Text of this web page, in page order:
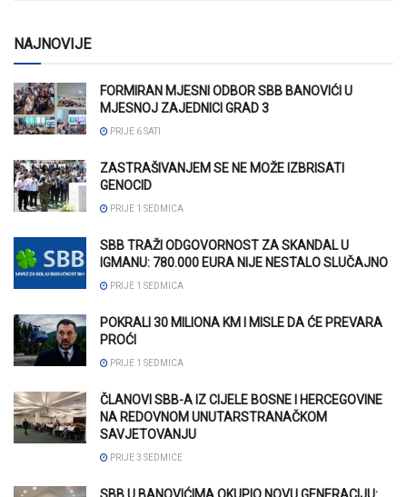
NAJNOVIJE
FORMIRAN MJESNI ODBOR SBB BANOVIĆI U
MJESNOJ ZAJEDNICI GRAD 3
PRIJE 6 SATI
ZASTRAŠIVANJEM SE NE MOŽE IZBRISATI
GENOCID
PRIJE 1 SEDMICA
SBB TRAŽI ODGOVORNOST ZA SKANDAL U
IGMANU: 780.000 EURA NIJE NESTALO SLUČAJNO
PRIJE 1 SEDMICA
POKRALI 30 MILIONA KM I MISLE DA ĆE PREVARA
PROĆI
PRIJE 1 SEDMICA
ČLANOVI SBB-A IZ CIJELE BOSNE I HERCEGOVINE
NA REDOVNOM UNUTARSTRANAČKOM
SAVJETOVANJU
PRIJE 3 SEDMICE